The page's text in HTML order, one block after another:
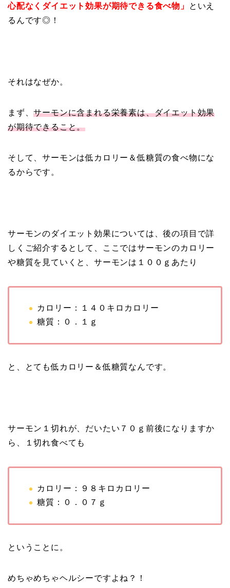
心配なくダイエット効果が期待できる食べ物」
といえ
るんです◎！
それはなぜか。
まず、サーモンに含まれる栄養素は、ダイエット効果
が期待できること。
そして、サーモンは低カロリー＆低糖質の食べ物にな
るからです。
サーモンのダイエット効果については、後の項目で詳
しくご紹介するとして、ここではサーモンのカロリー
や糖質を見ていくと、サーモンは１００ｇあたり
カロリー：１４０キロカロリー
糖質：０．１ｇ
と、とても低カロリー＆低糖質なんです。
サーモン１切れが、だいたい７０ｇ前後になりますか
ら、１切れ食べても
カロリー：９８キロカロリー
糖質：０．０７ｇ
ということに。
めちゃめちゃヘルシーですよね？！